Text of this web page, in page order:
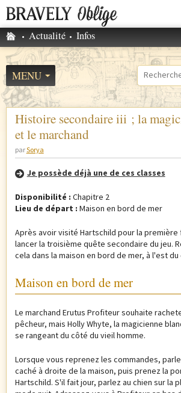
M
e
n
u
p
r
Accueil
Actualité Infos
MENU
de
recherche
Histoire secondaire iii ; la
et le marchand
parSorya
Je possède déjà une de ces classes
Disponibilité : Chapitre 2
Lieu de départ : Maison en bord de mer
Après avoir visité Hartschild pour la
lancer la troisième quête secondaire du jeu.
cela dans la maison en bord de mer, à l'est
Maison en bord de mer
Le marchand Erutus Profiteur souhaite
pêcheur, mais Holly Whyte, la magicienne
se rangeant du côté du vieil homme.
Lorsque vous reprenez les commandes,
caché à droite de la maison, puis prenez la
Hartschild. S'il fait jour, parlez au chien sur la